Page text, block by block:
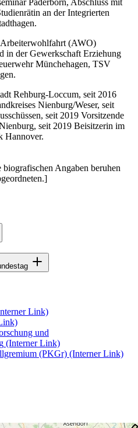
an der Integrierten
Arbeiterwohlfahrt (AWO)
in der Gewerkschaft Erziehung
Münchehagen, TSV
Rehburg-Loccum, seit 2016
Nienburg/Weser, seit
seit 2019 Vorsitzende
seit 2019 Beisitzerin im
Hannover.
Angaben beruhen
Link)
und
(Interner Link)
(PKGr) (Interner Link)